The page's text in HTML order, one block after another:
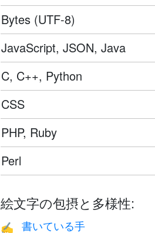
Bytes (UTF-8)
JavaScript, JSON, Java
C, C++, Python
CSS
PHP, Ruby
Perl
絵文字の包摂と多様性:
✍️ 書いている手